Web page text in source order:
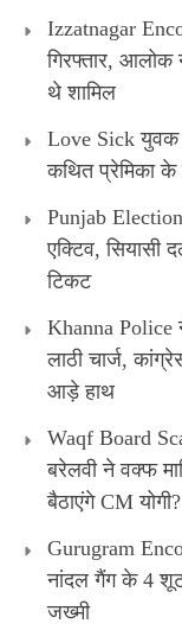
Izzatnagar
गिरफ्तार,
थे शामिल
Love Sick युवक
कथित प्रेमिका के
Punjab
एक्टिव, सियासी
टिकट
Khanna Police
लाठी चार्ज,
आड़े हाथ
Waqf Board
बरेलवी ने वक्फ
बैठाएंगे CM योगी?
Gurugram
नांदल गैंग के 4
जख्मी